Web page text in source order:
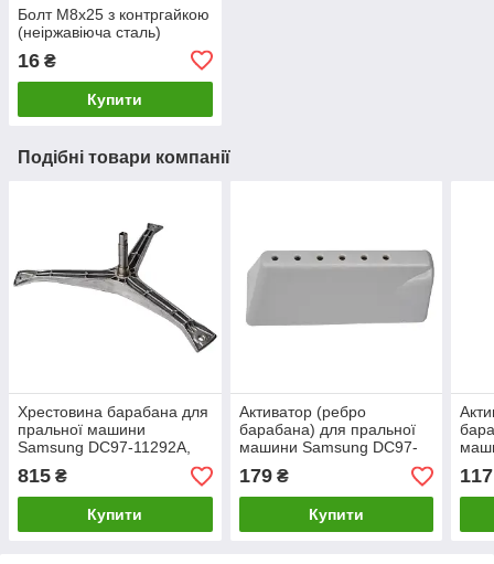
Болт М8х25 з контргайкою
(неіржавіюча сталь)
16 ₴
Купити
Подібні товари компанії
Хрестовина барабана для
пральної машини
Samsung DC97-11292A,
(DC97-11292D) Original.
815 ₴
Купити
Активатор (ребро
барабана) для пральної
машини Samsung DC97-
02051D
179₴
Купити
117